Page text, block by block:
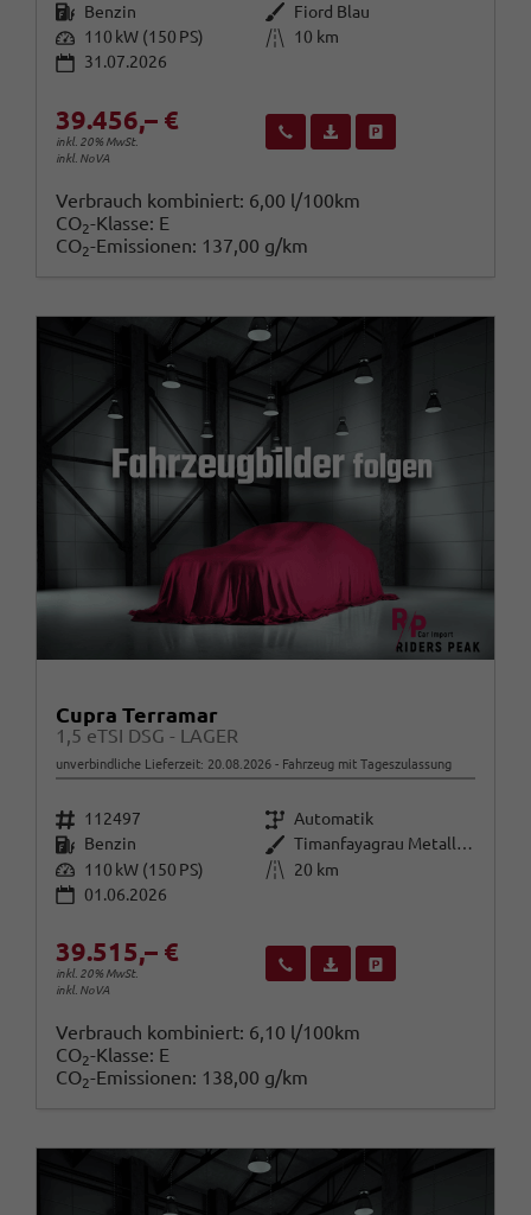
Kraftstoff Benzin Außenfarbe
Fiord Blau
Leistung 110 kW (150 PS) Kilometerstand
10 km
31.07.2026
39.456,– €
inkl. 20% MwSt.
inkl. NoVA
Wir rufen Sie anFahrzeugexposé (PDF)
Verbrauch kombiniert: 6,00 l/100km
CO2-Klasse: E
CO2-Emissionen: 137,00 g/km
Cupra Terramar
1,5 eTSI DSG - LAGER
unverbindliche Lieferzeit: 20.08.2026 Fahrzeug mit Tageszulassung
Fahrzeugnr. 112497 Getriebe Automatik
Kraftstoff Benzin Außenfarbe
Timanfayagrau Metallic (N7)
Leistung 110 kW (150 PS) Kilometerstand
20 km
01.06.2026
39.515,– €
inkl. 20% MwSt.
inkl. NoVA
Wir rufen Sie anFahrzeugexposé (PDF)
Verbrauch kombiniert: 6,10 l/100km
CO2-Klasse: E
CO2-Emissionen: 138,00 g/km